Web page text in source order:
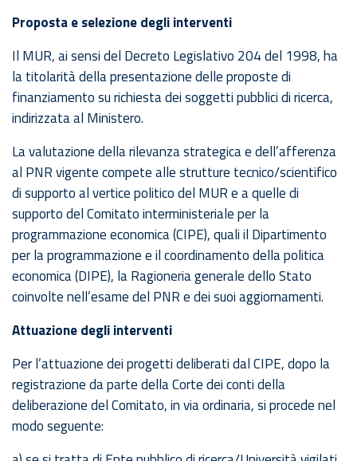
Proposta e selezione degli interventi
Il MUR, ai sensi del Decreto Legislativo 204 del 1998, ha
la titolarità della presentazione delle proposte di
finanziamento su richiesta dei soggetti pubblici di ricerca,
indirizzata al Ministero.
La valutazione della rilevanza strategica e dell’afferenza
al PNR vigente compete alle strutture tecnico/scientifico
di supporto al vertice politico del MUR e a quelle di
supporto del Comitato interministeriale per la
programmazione economica (CIPE), quali il Dipartimento
per la programmazione e il coordinamento della politica
economica (DIPE), la Ragioneria generale dello Stato
coinvolte nell’esame del PNR e dei suoi aggiornamenti.
Attuazione degli interventi
Per l’attuazione dei progetti deliberati dal CIPE, dopo la
registrazione da parte della Corte dei conti della
deliberazione del Comitato, in via ordinaria, si procede nel
modo seguente: